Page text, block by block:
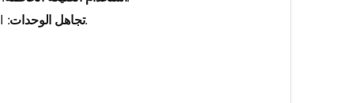
تجاهل الوحدات: استخدم الوحدات نفسها بشكل متسق للسعر والكمية لتفادي أخطاء الحساب.